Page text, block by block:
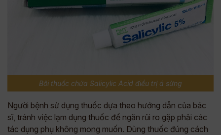
Bôi thuốc chứa Salicylic Acid điều trị á sừng
Người bệnh sử dụng thuốc dựa theo hướng dẫn của bác
sĩ, tránh việc lạm dụng thuốc để ngăn rủi ro gặp phải các
tác dụng phụ không mong muốn. Dùng thuốc đúng cách